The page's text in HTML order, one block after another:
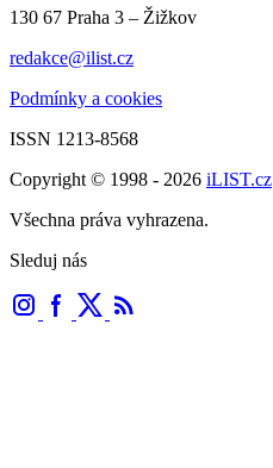
130 67 Praha 3 – Žižkov
redakce@ilist.cz
Podmínky a cookies
ISSN 1213-8568
Copyright © 1998 - 2026 iLIST.cz
Všechna práva vyhrazena.
Sleduj nás